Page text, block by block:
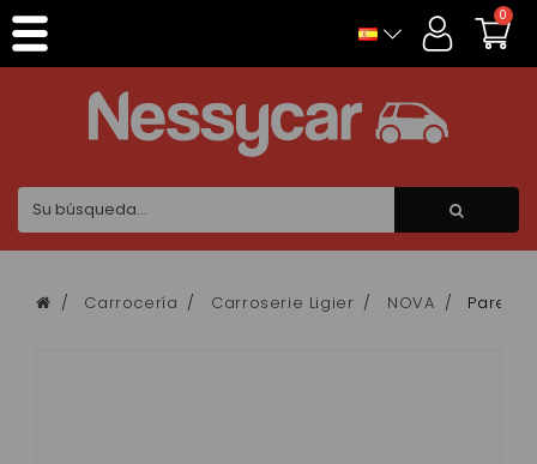
0
Carrocería Carroserie Ligier NOVA Pare
Panel de gestión de cookies